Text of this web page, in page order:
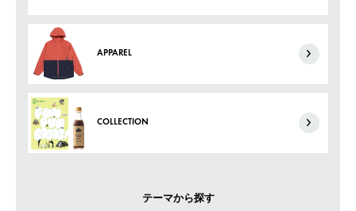
APPAREL
COLLECTION
テーマから探す